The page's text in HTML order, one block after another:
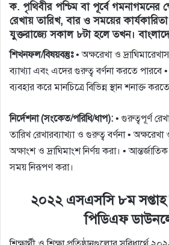
ক. পৃথিবীর পশ্চিম বা পূর্বে গমনাগমনের
রেখায় তারিখ, বার ও সময়ের
যুক্তরাজ্যে সকাল ৮টা হলে তখন।
শিখনফল/বিষয়বস্তুঃ• অক্ষরেখা ও
ব্যাখ্যা এবং এদের গুরুত্ব বর্ণনা করতে পারবে •
ব্যবহার করে মানচিত্রে বিভিন্ন স্থান শনাক্ত
নির্দেশনা (সংকেত/পরিধি/ধাপ): • গুরুত্বপূর্ণ
তারিখ রেখারব্যাখ্যা ও গুরুত্ব বর্ণনা • অক্ষরেখা ও
অক্ষাংশ ও দ্রাঘিমাংশ নির্ণয় করা। •
সময় নিরূপণ করা।
২০২২ এসএসসি ৮ম সপ্তাহ
পিডিএফ